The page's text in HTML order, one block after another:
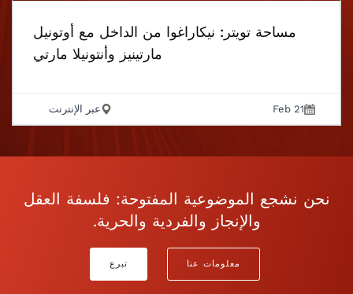
مساحة تويتر: نيكاراغوا من الداخل مع أوتونيل
مارتينيز وأنتونيلا مارتي
Feb 21 عبر الإنترنت
نحن نشجع الموضوعية المفتوحة: فلسفة العقل
والإنجاز والفردية والحرية.
معلومات عنا تبرع